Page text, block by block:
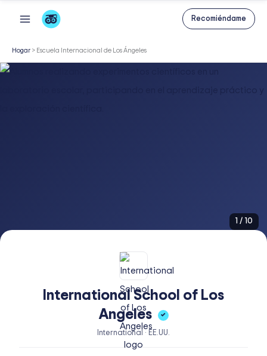
contenido
Recomiéndame
Hogar > Escuela Internacional de Los Ángeles
1 / 10
International School of Los
Angeles
✓
International · EE.UU.